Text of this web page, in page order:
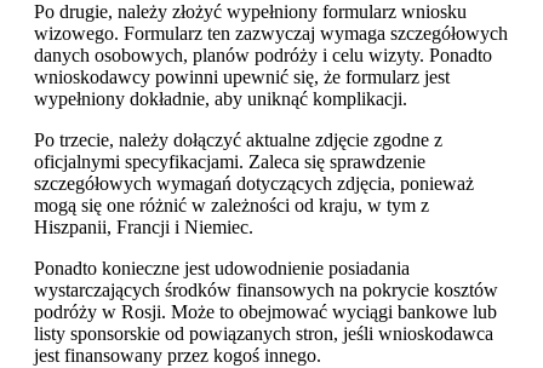
Po drugie, należy złożyć wypełniony formularz wniosku
wizowego. Formularz ten zazwyczaj wymaga szczegółowych
danych osobowych, planów podróży i celu wizyty. Ponadto
wnioskodawcy powinni upewnić się, że formularz jest
wypełniony dokładnie, aby uniknąć komplikacji.
Po trzecie, należy dołączyć aktualne zdjęcie zgodne z
oficjalnymi specyfikacjami. Zaleca się sprawdzenie
szczegółowych wymagań dotyczących zdjęcia, ponieważ
mogą się one różnić w zależności od kraju, w tym z
Hiszpanii, Francji i Niemiec.
Ponadto konieczne jest udowodnienie posiadania
wystarczających środków finansowych na pokrycie kosztów
podróży w Rosji. Może to obejmować wyciągi bankowe lub
listy sponsorskie od powiązanych stron, jeśli wnioskodawca
jest finansowany przez kogoś innego.